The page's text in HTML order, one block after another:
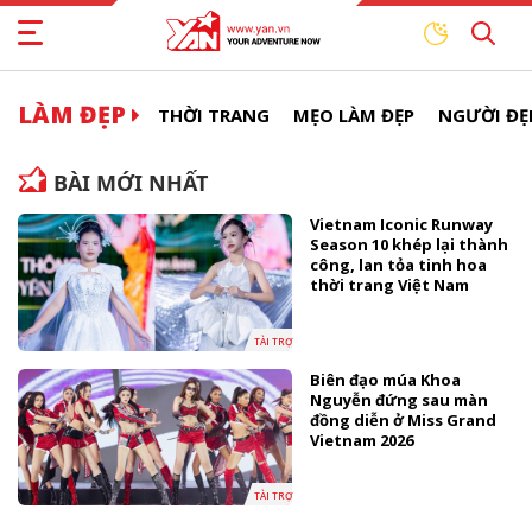
LÀM ĐẸP THỜI TRANG MẸO LÀM ĐẸP NGƯỜI
BÀI MỚI NHẤT
TÀI TRỢ
Vietnam Iconic Runway
Season 10 khép lại thành
công, lan tỏa tinh hoa
thời trang Việt Nam
TÀI TRỢ
Biên đạo múa Khoa
Nguyễn đứng sau màn
đồng diễn ở Miss Grand
Vietnam 2026